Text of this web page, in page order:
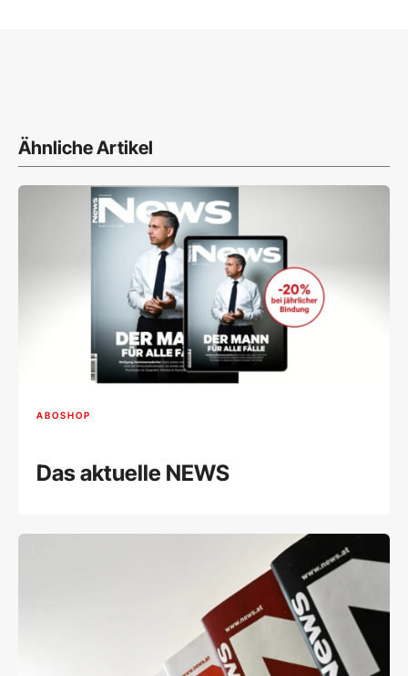
Ähnliche Artikel
ABOSHOP
Das aktuelle NEWS